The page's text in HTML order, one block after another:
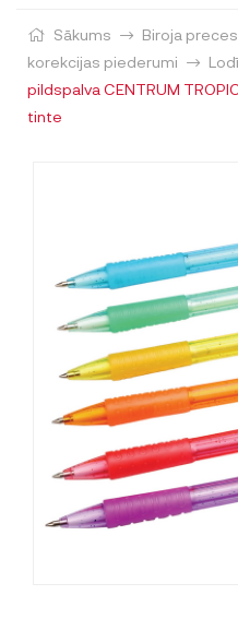
Sākums Biroja preces
korekcijas piederumi
pildspalva CENTRUM
tinte